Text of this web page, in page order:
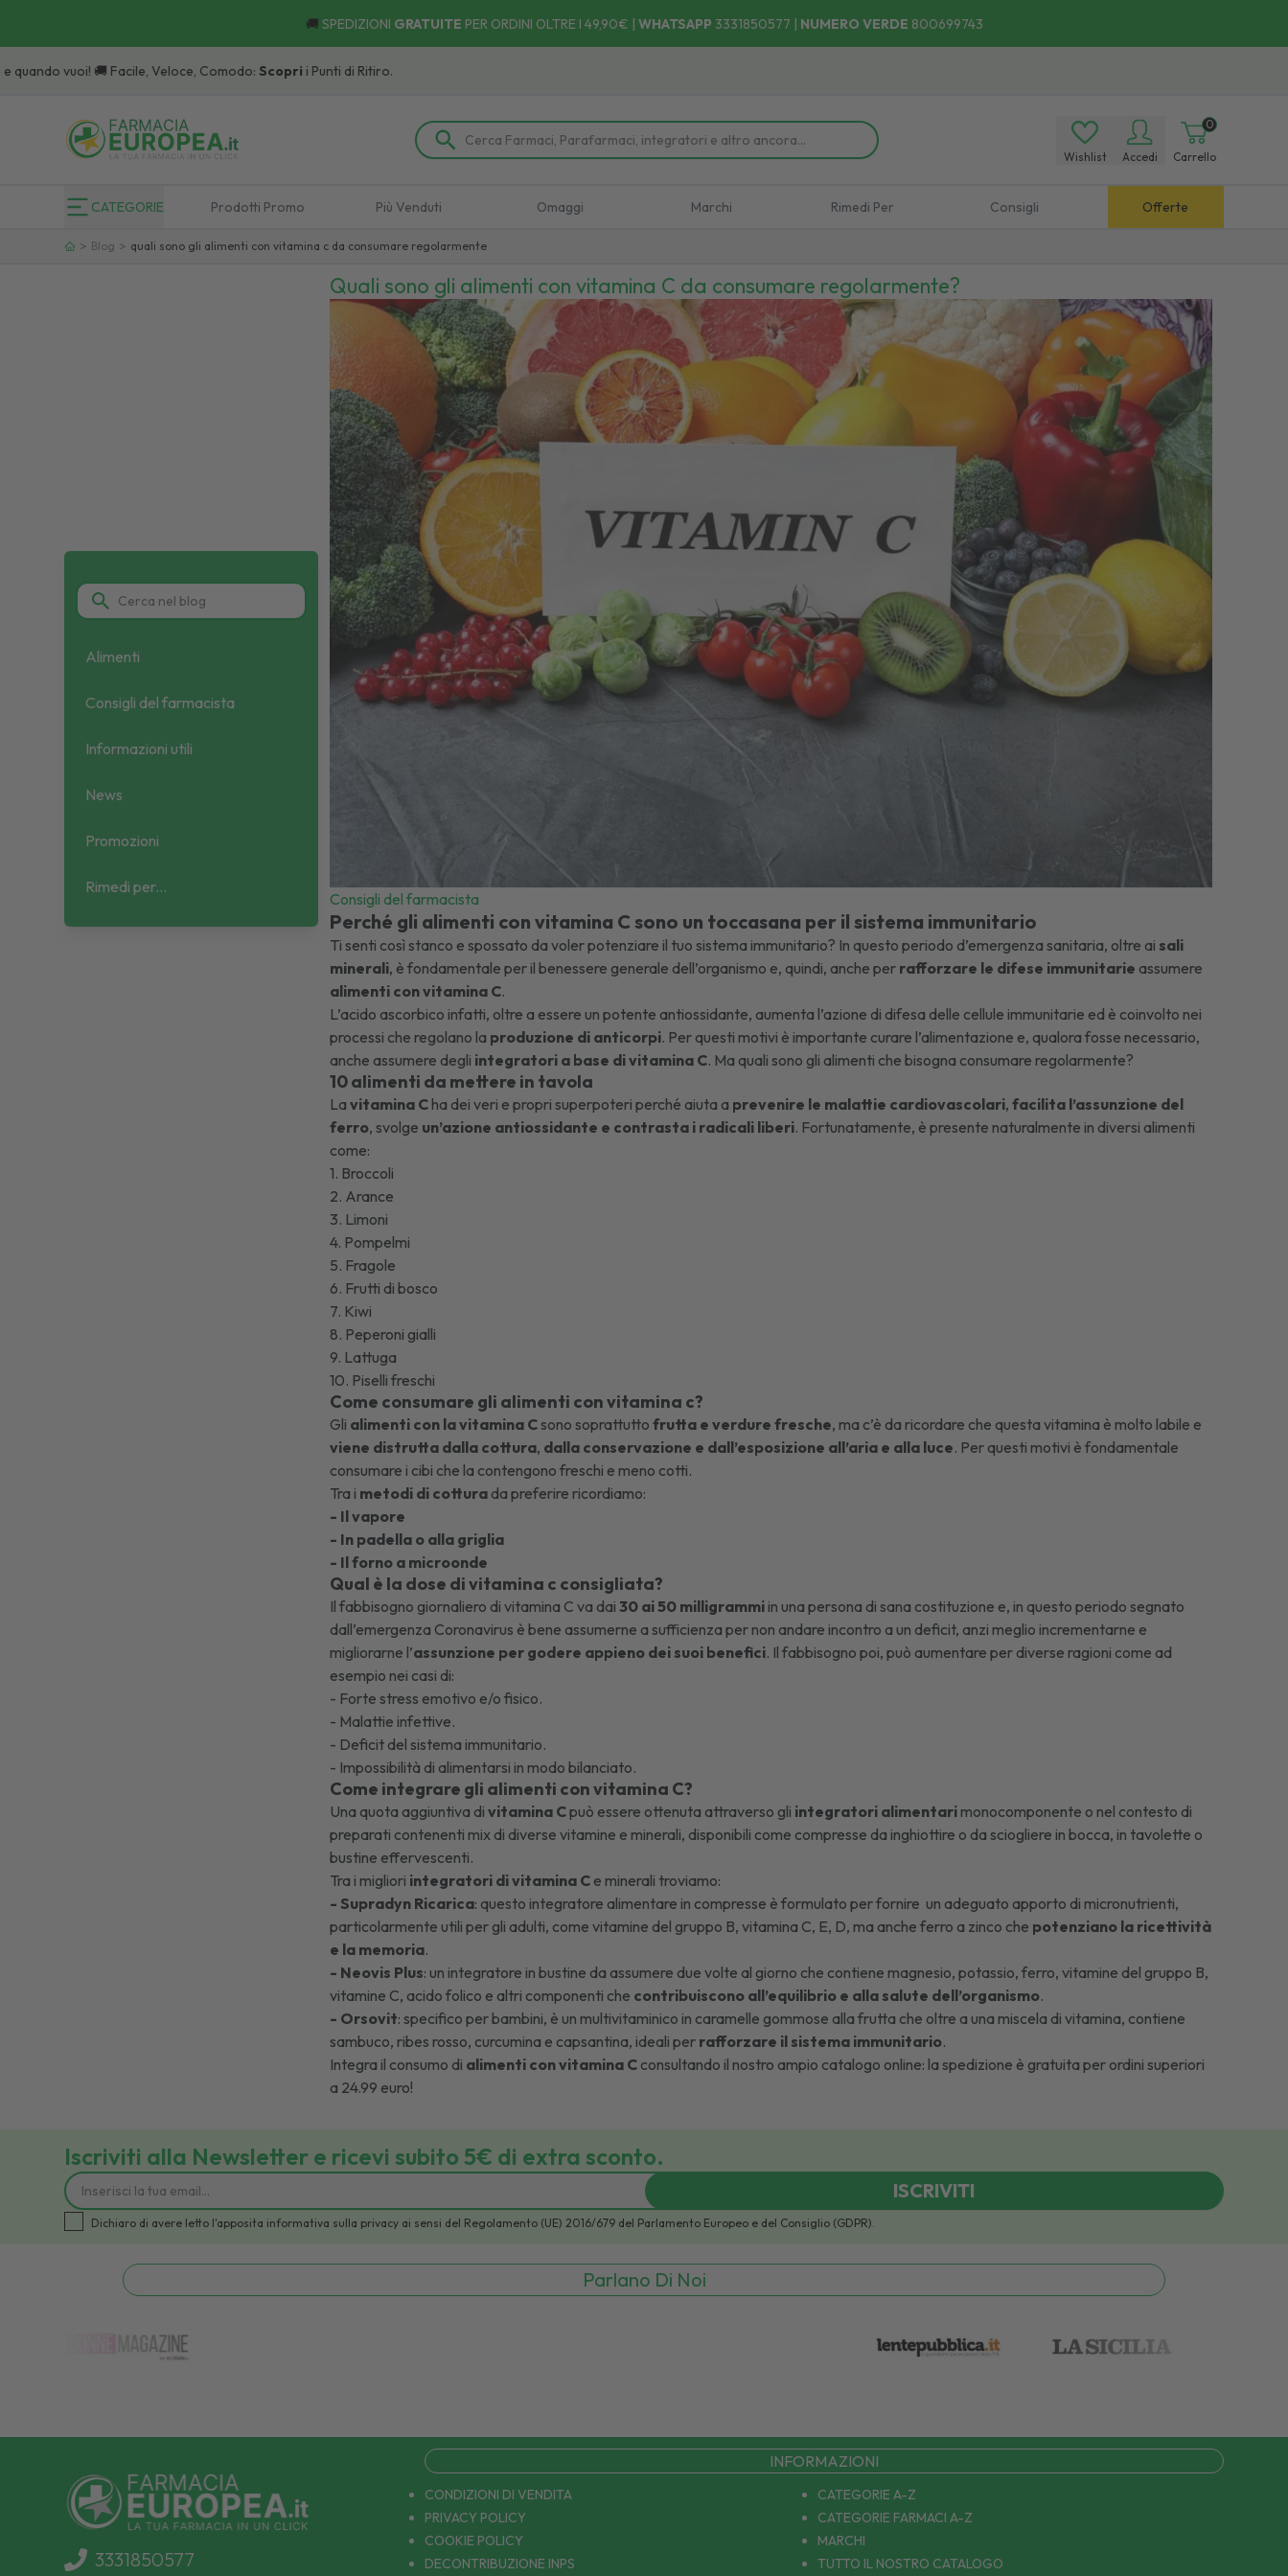
🚚 SPEDIZIONI GRATUITE PER ORDINI OLTRE I 49,90€ | WHATSAPP 3331850577 | NUMERO VERDE 800699743
Wishlist Accedi
0
Carrello
CATEGORIE Prodotti Promo Più Venduti Omaggi Marchi Rimedi Per Consigli Offerte
> Blog > quali sono gli alimenti con vitamina c da consumare regolarmente
Alimenti
Consigli del farmacista
Informazioni utili
News
Promozioni
Rimedi per...
Quali sono gli alimenti con vitamina C da consumare regolarmente?
Consigli del farmacista
Perché gli alimenti con vitamina C sono un toccasana per il sistema immunitario
Ti senti così stanco e spossato da voler potenziare il tuo sistema immunitario? In questo periodo d’emergenza sanitaria, oltre ai sali
minerali, è fondamentale per il benessere generale dell’organismo e, quindi, anche per rafforzare le difese immunitarie assumere
alimenti convitamina C.
L’acido ascorbico infatti, oltre a essere un potente antiossidante, aumenta l’azione di difesa delle cellule immunitarie ed è coinvolto nei
processi che regolano la produzione di anticorpi. Per questi motivi è importante curare l’alimentazione e, qualora fosse necessario,
anche assumere degli integratori a base di vitamina C. Ma quali sono gli alimenti che bisogna consumare regolarmente?
10 alimenti da mettere in tavola
La vitamina Cha dei veri e propri superpoteri perché aiuta a prevenire le malattie cardiovascolari, facilita l’assunzione del
ferro, svolge un’azione antiossidante e contrasta i radicali liberi. Fortunatamente, è presente naturalmente in diversi alimenti
come:
1. Broccoli
2. Arance
3. Limoni
4. Pompelmi
5. Fragole
6. Frutti di bosco
7. Kiwi
8. Peperoni gialli
9. Lattuga
10. Piselli freschi
Come consumare gli alimenti con vitamina c?
Gli alimenti con la vitamina Csono soprattutto frutta e verdure fresche, ma c’è da ricordare che questa vitamina è molto labile e
viene distrutta dalla cottura, dalla conservazione e dall’esposizione all’aria e alla luce. Per questi motivi è fondamentale
consumare i cibi che la contengono freschi e meno cotti.
Tra i metodi di cotturada preferire ricordiamo:
- Il vapore
- In padella o alla griglia
- Il forno a microonde
Qual è la dose di vitamina c consigliata?
Il fabbisogno giornaliero di vitamina C va dai 30 ai 50 milligrammiin una persona di sana costituzione e, in questo periodo segnato
dall’emergenza Coronavirus è bene assumerne a sufficienza per non andare incontro a un deficit, anzi meglio incrementarne e
migliorarne l’assunzione per godere appieno dei suoi benefici. Il fabbisogno poi, può aumentare per diverse ragioni come ad
esempio nei casi di:
- Forte stress emotivo e/o fisico.
- Malattie infettive.
- Deficit del sistema immunitario.
- Impossibilità di alimentarsi in modo bilanciato.
Come integrare gli alimenti con vitamina C?
Una quota aggiuntiva di vitamina Cpuò essere ottenuta attraverso gli integratori alimentarimonocomponente o nel contesto di
preparati contenenti mix di diverse vitamine e minerali, disponibili come compresse da inghiottire o da sciogliere in bocca, in tavolette o
bustine effervescenti.
Tra i migliori integratori di vitamina C e minerali troviamo:
- Supradyn Ricarica: questo integratore alimentare in compresse è formulato per fornire un adeguato apporto di micronutrienti,
particolarmente utili per gli adulti, come vitamine del gruppo B, vitamina C, E, D, ma anche ferro a zinco che potenziano la ricettività
e la memoria.
- Neovis Plus: un integratore in bustine da assumere due volte al giorno che contiene magnesio, potassio, ferro, vitamine del gruppo B,
vitamine C, acido folico e altri componenti che contribuiscono all’equilibrio e alla salute dell’organismo.
- Orsovit: specifico per bambini, è un multivitaminico in caramelle gommose alla frutta che oltre a una miscela di vitamina, contiene
sambuco, ribes rosso, curcumina e capsantina, ideali per rafforzare il sistema immunitario.
Integra il consumo di alimenti con vitamina Cconsultando il nostro ampio catalogo online: la spedizione è gratuita per ordini superiori
a 24.99 euro!
Iscriviti alla Newsletter e ricevi subito 5€ di extra sconto.
ISCRIVITI
Dichiaro di avere letto l'apposita informativa sulla privacy ai sensi del Regolamento (UE) 2016/679 del Parlamento Europeo e del Consiglio (GDPR).
Parlano Di Noi
3331850577
INFORMAZIONI
CONDIZIONI DI VENDITA
PRIVACY POLICY
COOKIE POLICY
DECONTRIBUZIONE INPS
CATEGORIE A-Z
CATEGORIE FARMACI A-Z
MARCHI
TUTTO IL NOSTRO CATALOGO